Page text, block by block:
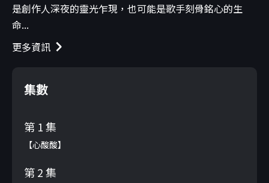
是創作人深夜的靈光乍現，也可能是歌手刻骨銘心的生
命...
更多資訊
集數
第 1 集
【心酸酸】
第 2 集